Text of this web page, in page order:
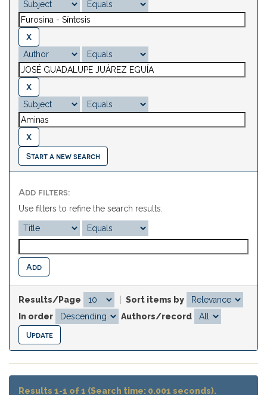
Start a new search
Add filters:
Use filters to refine the search results.
Results/Page
Sort items by
In order
Authors/record
Results 1-1 of 1 (Search time: 0.001 seconds).